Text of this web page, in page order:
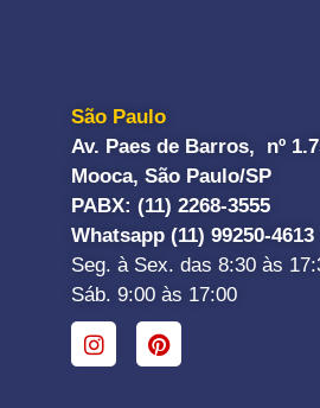
São Paulo
Av. Paes de Barros, nº
Mooca, São Paulo/SP
PABX: (11) 2268-3555
Whatsapp (11) 99250-4613
Seg. à Sex. das 8:30 às
Sáb. 9:00 às 17:00